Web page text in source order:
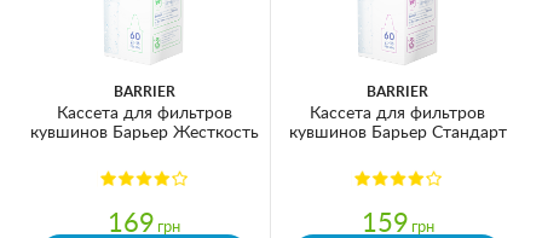
BARRIER
Кассета для фильтров
кувшинов Барьер Жесткость
169 грн
BARRIER
Кассета для фильтров
кувшинов Барьер Стандарт
159 грн